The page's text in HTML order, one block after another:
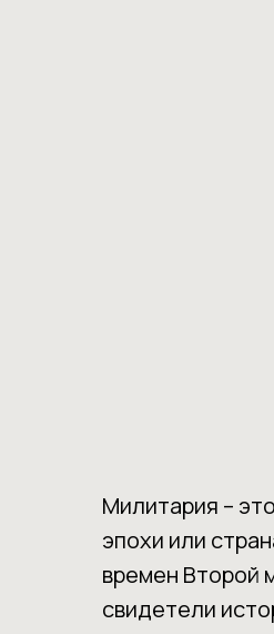
Милитария –
эпохи или
времен Второй
свидетели